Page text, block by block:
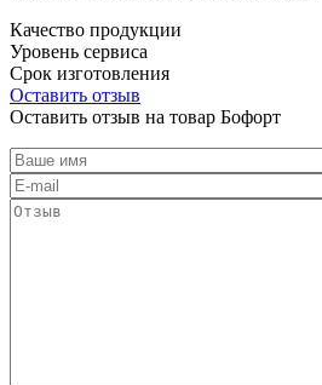
Качество продукции
Уровень сервиса
Срок изготовления
Оставить отзыв
Оставить отзыв на товар Бофорт